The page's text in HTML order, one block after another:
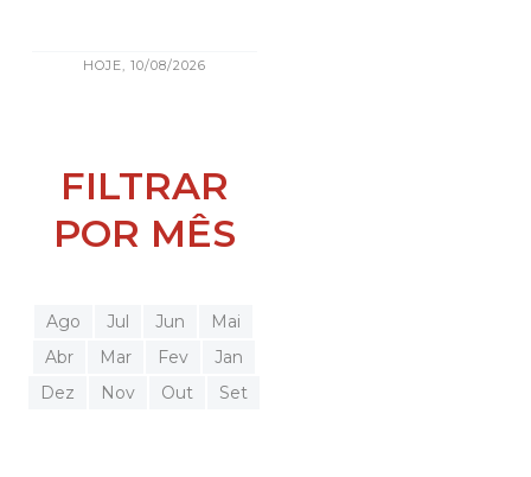
HOJE, 10/08/2026
FILTRAR
POR MÊS
Ago Jul Jun
Mai
Abr
Mar Fev
Jan
Dez
Nov Out Set